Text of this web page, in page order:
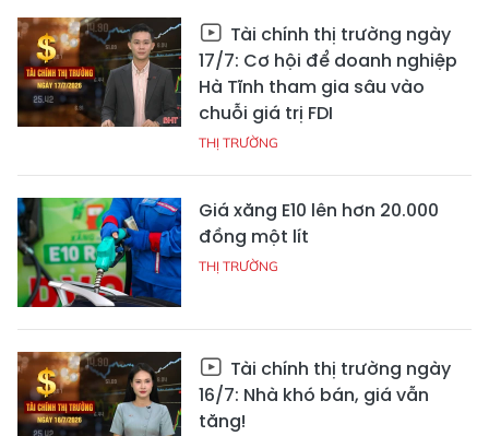
Tài chính thị trường ngày
17/7: Cơ hội để doanh nghiệp
Hà Tĩnh tham gia sâu vào
chuỗi giá trị FDI
THỊ TRƯỜNG
Giá xăng E10 lên hơn 20.000
đồng một lít
THỊ TRƯỜNG
Tài chính thị trường ngày
16/7: Nhà khó bán, giá vẫn
tăng!